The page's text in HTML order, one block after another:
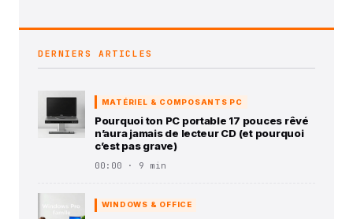
DERNIERS ARTICLES
MATÉRIEL & COMPOSANTS PC
Pourquoi ton PC portable 17 pouces rêvé
n’aura jamais de lecteur CD (et pourquoi
c’est pas grave)
00:00 · 9 min
WINDOWS & OFFICE